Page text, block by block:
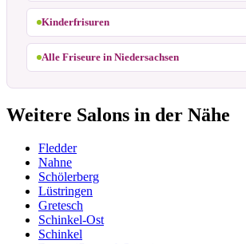
Kinderfrisuren
Alle Friseure in Niedersachsen
Weitere Salons in der Nähe
Fledder
Nahne
Schölerberg
Lüstringen
Gretesch
Schinkel-Ost
Schinkel